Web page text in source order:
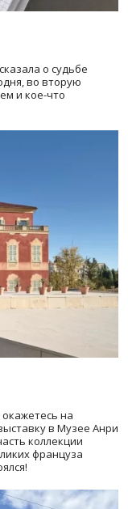
о судьбе
во вторую
и кое-что
на
в Музее Анри
коллекции
француза